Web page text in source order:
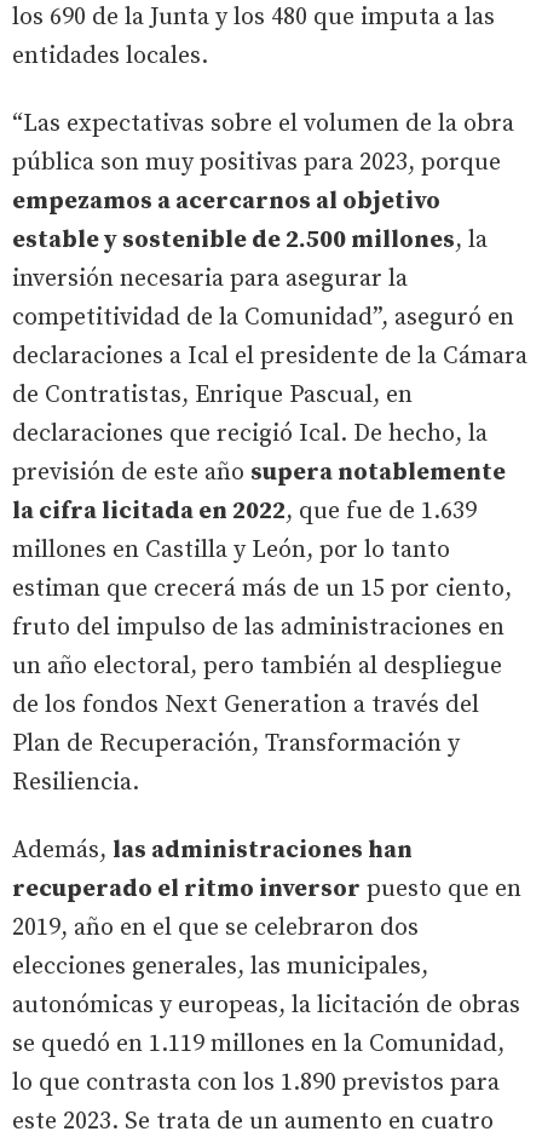
los 690 de la Junta y los 480 que imputa a las
entidades locales.
“Las expectativas sobre el volumen de la obra
pública son muy positivas para 2023, porque
empezamos a acercarnos al objetivo
estable y sostenible de 2.500 millones, la
inversión necesaria para asegurar la
competitividad de la Comunidad”, aseguró en
declaraciones a Ical el presidente de la Cámara
de Contratistas, Enrique Pascual, en
declaraciones que recigió Ical. De hecho, la
previsión de este año supera notablemente
la cifra licitada en 2022, que fue de 1.639
millones en Castilla y León, por lo tanto
estiman que crecerá más de un 15 por ciento,
fruto del impulso de las administraciones en
un año electoral, pero también al despliegue
de los fondos Next Generation a través del
Plan de Recuperación, Transformación y
Resiliencia.
Además, las administraciones han
recuperado el ritmo inversor puesto que en
2019, año en el que se celebraron dos
elecciones generales, las municipales,
autonómicas y europeas, la licitación de obras
se quedó en 1.119 millones en la Comunidad,
lo que contrasta con los 1.890 previstos para
este 2023. Se trata de un aumento en cuatro